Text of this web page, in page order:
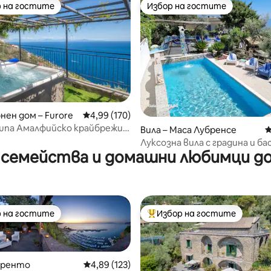
5, 101 отзива
избор на гостите
на гостите
дом – Furore Средна оценка: 4,99 от 5, 170 отзива
4,99 (170)
Амалфийско крайбрежие
Избор на гостите
Избор на гостите
Вила – Маса Лубренсе
Луксозна вила с градина и
и домашни любимци
избор на гостите
на гостите
Средна оценка: 4,89 от 5, 123 отзива
4,89 (123)
Най-популярен избор на
Избор на гостите